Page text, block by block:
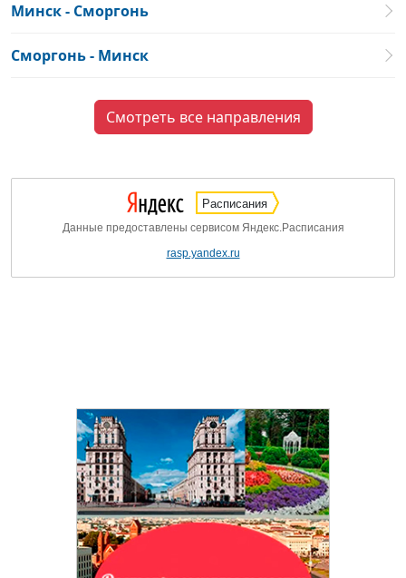
Минск - Сморгонь
Сморгонь - Минск
Смотреть все направления
Расписания
Данные предоставлены сервисом Яндекс.Расписания
rasp.yandex.ru